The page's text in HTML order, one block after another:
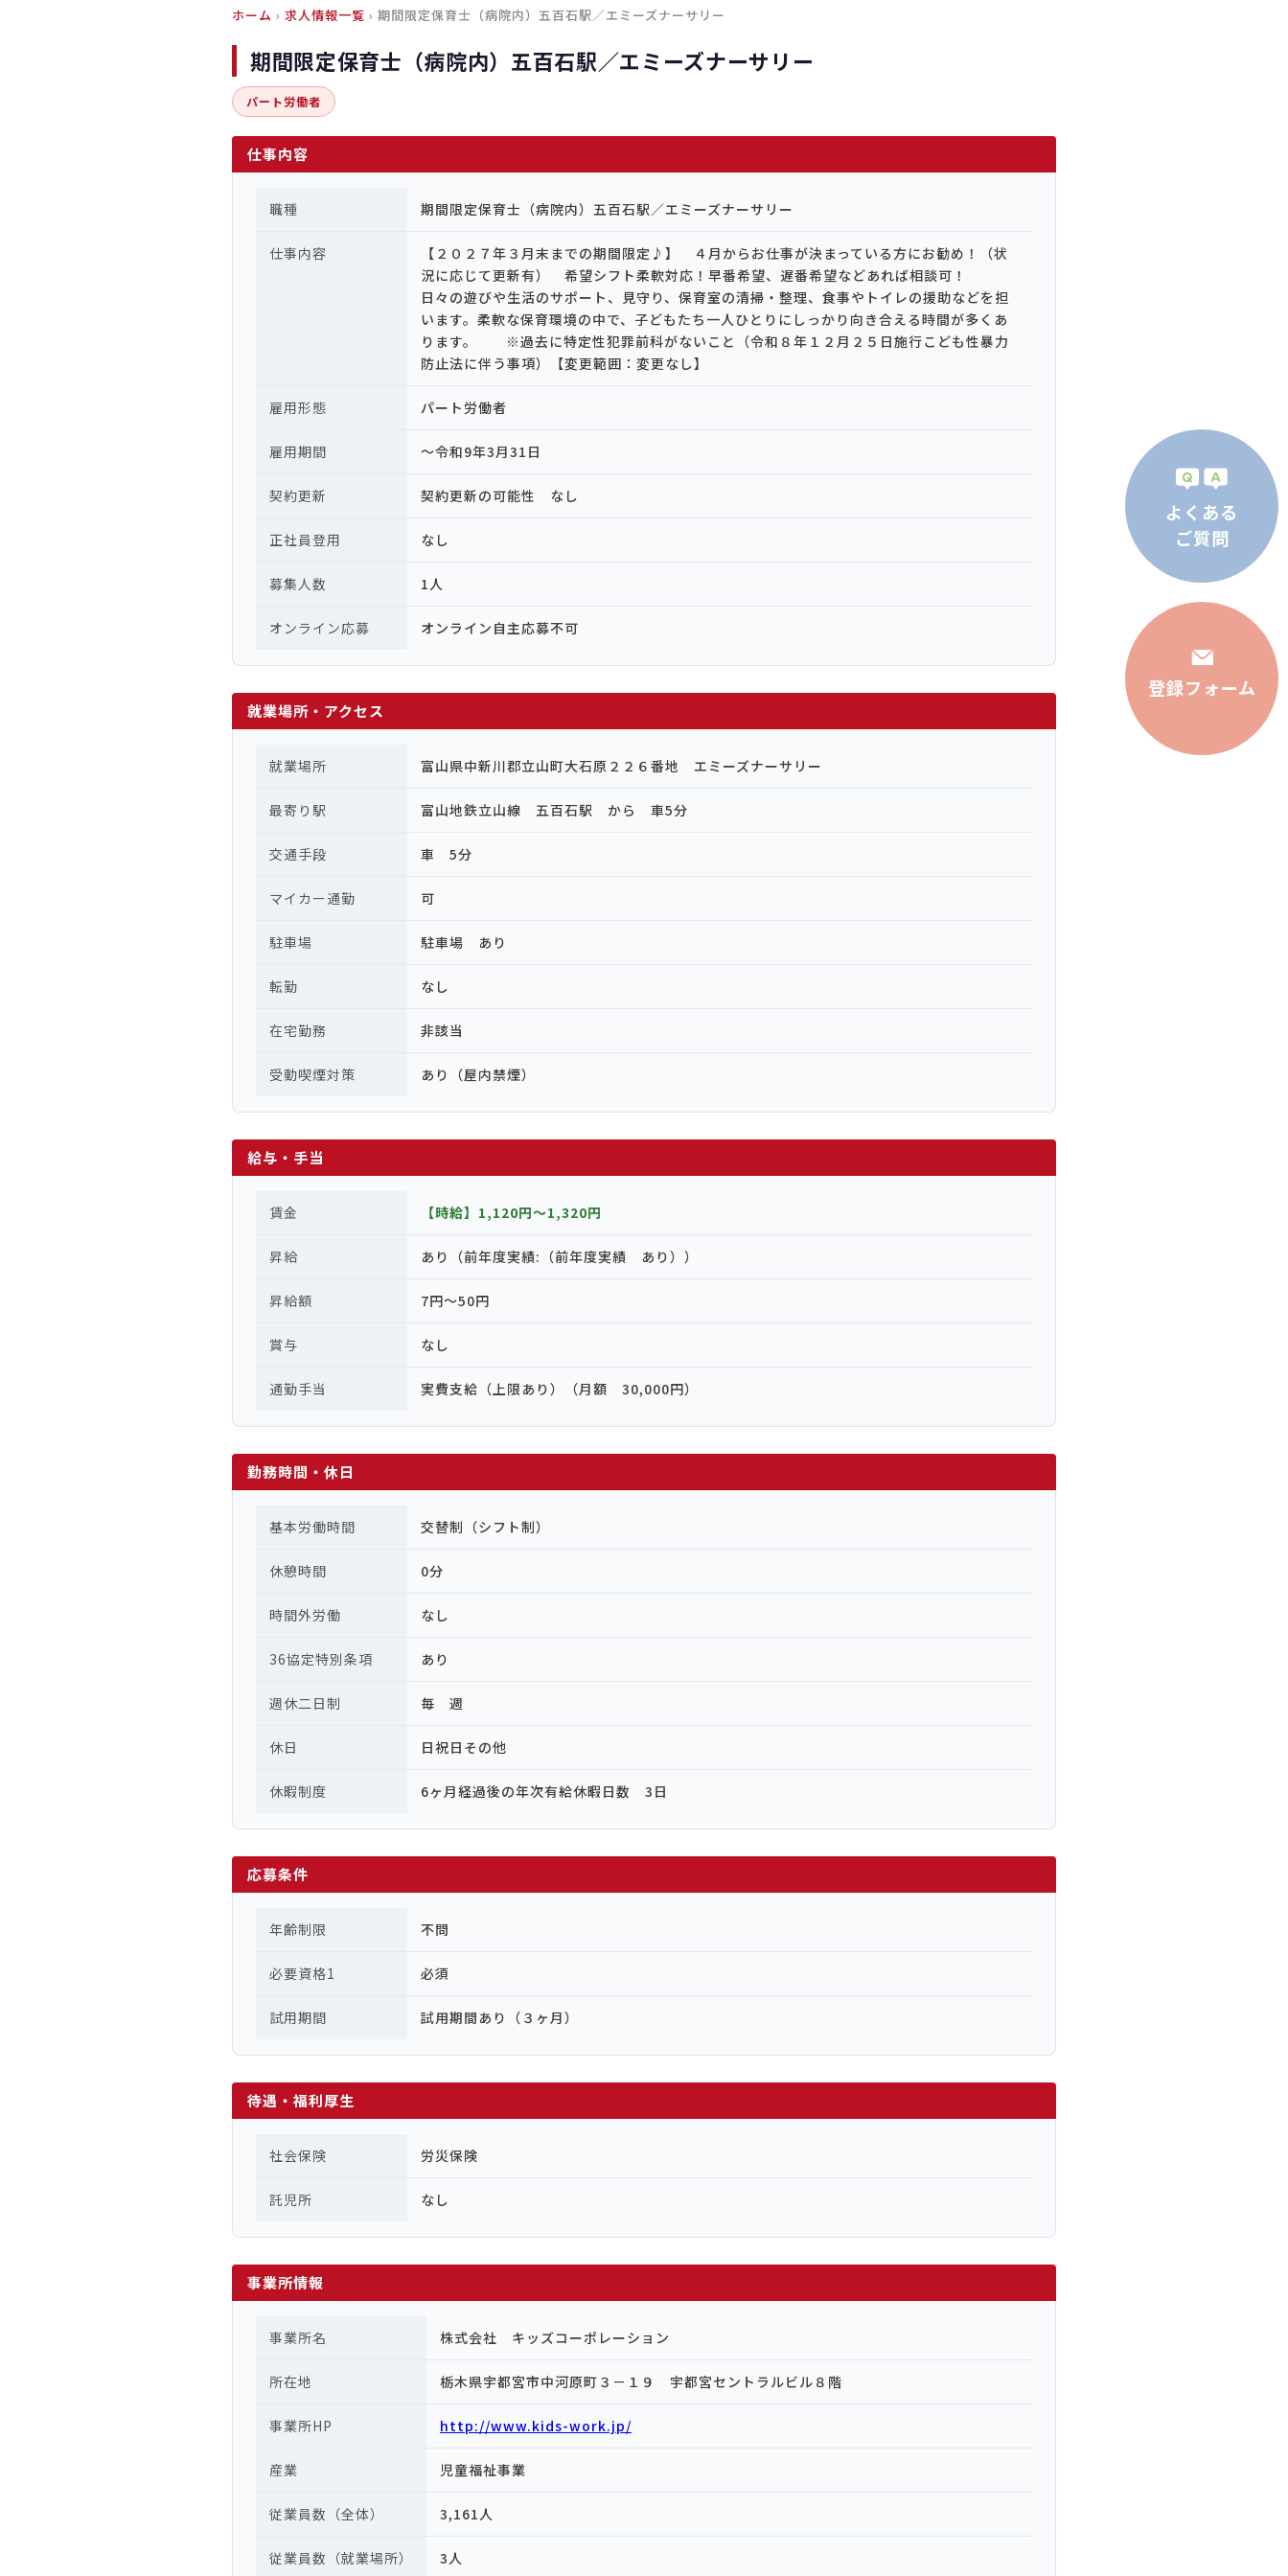
ホーム › 求人情報一覧 › 期間限定保育士（病院内）五百石駅／エミーズナーサリー
期間限定保育士（病院内）五百石駅／エミーズナーサリー
パート労働者
仕事内容
職種 期間限定保育士（病院内）五百石駅／エミーズナーサリー
仕事内容
【２０２７年３月末までの期間限定♪】 ４月からお仕事が決まっている方にお勧め！（状
況に応じて更新有） 希望シフト柔軟対応！早番希望、遅番希望などあれば相談可！
日々の遊びや生活のサポート、見守り、保育室の清掃・整理、食事やトイレの援助などを担
います。柔軟な保育環境の中で、子どもたち一人ひとりにしっかり向き合える時間が多くあ
ります。 ※過去に特定性犯罪前科がないこと（令和８年１２月２５日施行こども性暴力
防止法に伴う事項）【変更範囲：変更なし】
雇用形態 パート労働者
雇用期間 ～令和9年3月31日
契約更新 契約更新の可能性 なし
正社員登用 なし
募集人数 1人
オンライン応募 オンライン自主応募不可
就業場所・アクセス
就業場所 富山県中新川郡立山町大石原２２６番地 エミーズナーサリー
最寄り駅 富山地鉄立山線 五百石駅 から 車5分
交通手段 車 5分
マイカー通勤 可
駐車場 駐車場 あり
転勤 なし
在宅勤務 非該当
受動喫煙対策 あり（屋内禁煙）
給与・手当
賃金 【時給】1,120円〜1,320円
昇給 あり（前年度実績:（前年度実績 あり））
昇給額 7円〜50円
賞与 なし
通勤手当 実費支給（上限あり）（月額 30,000円）
勤務時間・休日
基本労働時間 交替制（シフト制）
休憩時間 0分
時間外労働 なし
36協定特別条項 あり
週休二日制 毎 週
休日 日祝日その他
休暇制度 6ヶ月経過後の年次有給休暇日数 3日
応募条件
年齢制限 不問
必要資格1 必須
試用期間 試用期間あり（３ヶ月）
待遇・福利厚生
社会保険 労災保険
託児所 なし
事業所情報
事業所名 株式会社 キッズコーポレーション
所在地 栃木県宇都宮市中河原町３－１９ 宇都宮セントラルビル８階
事業所HP http://www.kids-work.jp/
産業 児童福祉事業
従業員数（全体） 3,161人
従業員数（就業場所） 3人
よくある
ご質問
登録フォーム